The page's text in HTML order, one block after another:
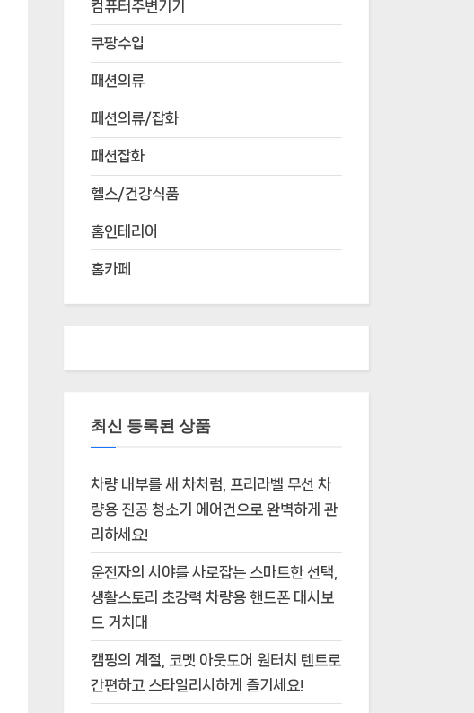
컴퓨터주변기기
쿠팡수입
패션의류
패션의류/잡화
패션잡화
헬스/건강식품
홈인테리어
홈카페
최신 등록된 상품
차량 내부를 새 차처럼, 프리라벨 무선 차
량용 진공 청소기 에어건으로 완벽하게 관
리하세요!
운전자의 시야를 사로잡는 스마트한 선택,
생활스토리 초강력 차량용 핸드폰 대시보
드 거치대
캠핑의 계절, 코멧 아웃도어 원터치 텐트로
간편하고 스타일리시하게 즐기세요!